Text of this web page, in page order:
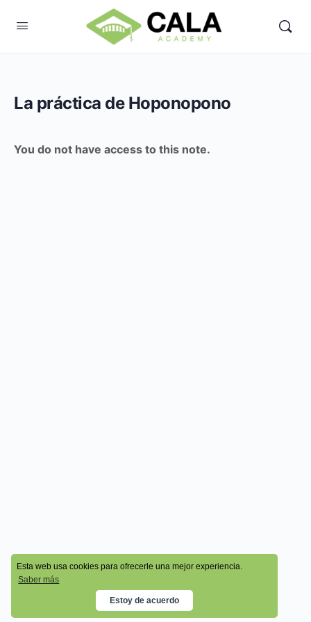
Esta web usa cookies para ofrecerle una mejor experiencia.
Saber más
Estoy de acuerdo
La práctica de Hoponopono
You do not have access to this note.
© 2026 - Cala Academy